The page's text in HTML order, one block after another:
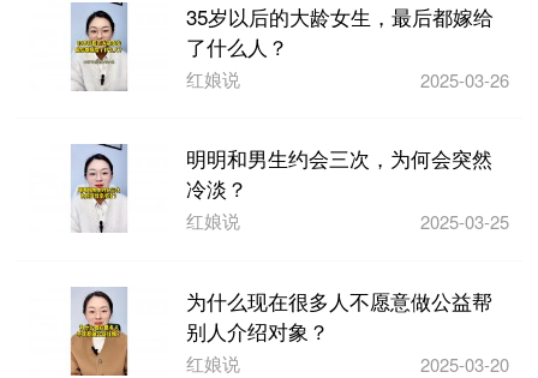
35岁以后的大龄女生，最后都嫁给
了什么人？
红娘说 2025-03-26
明明和男生约会三次，为何会突然
冷淡？
红娘说 2025-03-25
为什么现在很多人不愿意做公益帮
别人介绍对象？
红娘说 2025-03-20